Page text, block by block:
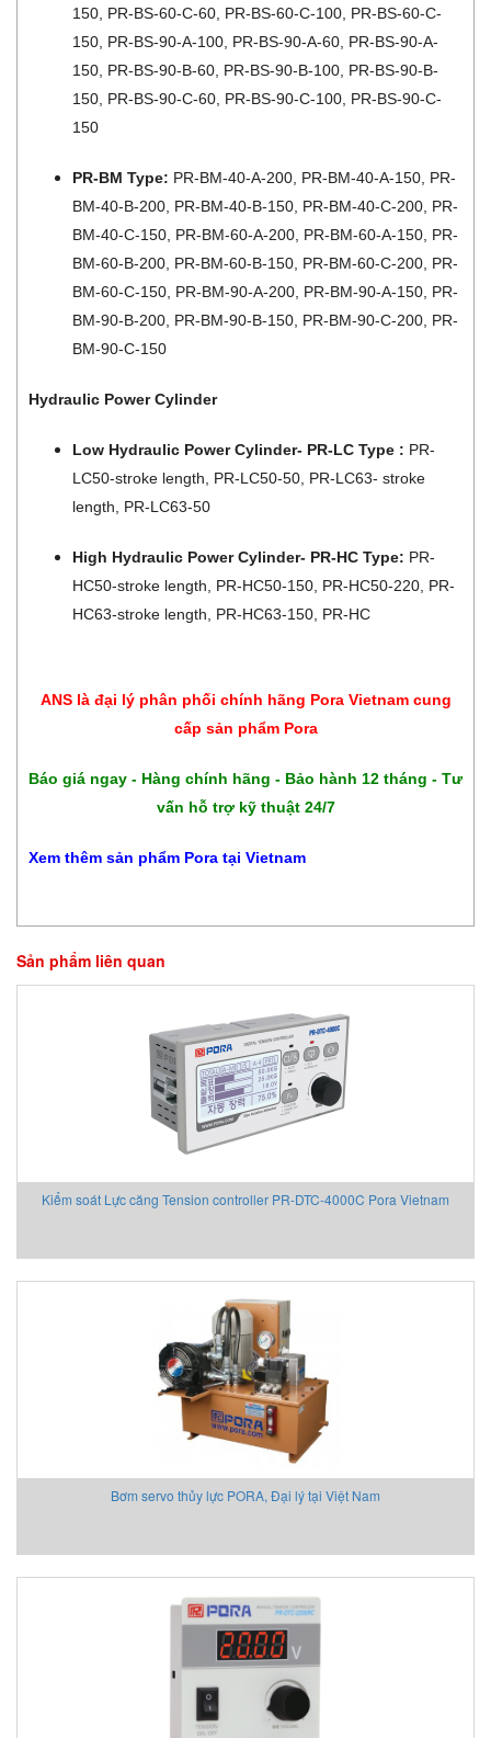
150, PR-BS-60-C-60, PR-BS-60-C-100, PR-BS-60-C-
150, PR-BS-90-A-100, PR-BS-90-A-60, PR-BS-90-A-
150, PR-BS-90-B-60, PR-BS-90-B-100, PR-BS-90-B-
150, PR-BS-90-C-60, PR-BS-90-C-100, PR-BS-90-C-
150
PR-BM Type: PR-BM-40-A-200, PR-BM-40-A-150, PR-
BM-40-B-200, PR-BM-40-B-150, PR-BM-40-C-200, PR-
BM-40-C-150, PR-BM-60-A-200, PR-BM-60-A-150, PR-
BM-60-B-200, PR-BM-60-B-150, PR-BM-60-C-200, PR-
BM-60-C-150, PR-BM-90-A-200, PR-BM-90-A-150, PR-
BM-90-B-200, PR-BM-90-B-150, PR-BM-90-C-200, PR-
BM-90-C-150
Hydraulic Power Cylinder
Low Hydraulic Power Cylinder- PR-LC Type : PR-
LC50-stroke length, PR-LC50-50, PR-LC63- stroke
length, PR-LC63-50
High Hydraulic Power Cylinder- PR-HC Type: PR-
HC50-stroke length, PR-HC50-150, PR-HC50-220, PR-
HC63-stroke length, PR-HC63-150, PR-HC
ANS là đại lý phân phối chính hãng Pora Vietnam cung
cấp sản phẩm Pora
Báo giá ngay - Hàng chính hãng - Bảo hành 12 tháng - Tư
vấn hỗ trợ kỹ thuật 24/7
Xem thêm sản phẩm Pora tại Vietnam
Sản phẩm liên quan
Kiểm soát Lực căng Tension controller PR-DTC-4000C Pora Vietnam
Bơm servo thủy lực PORA, Đại lý tại Việt Nam